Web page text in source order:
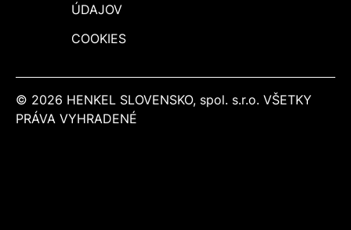
ÚDAJOV
COOKIES
© 2026 HENKEL SLOVENSKO, spol. s.r.o. VŠETKY
PRÁVA VYHRADENÉ